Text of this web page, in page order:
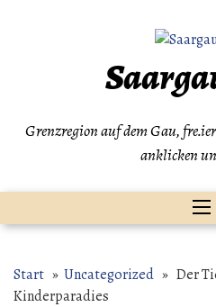
Grenzregion auf dem Gau,
anklicken
Start » Uncategorized » Der
Kinderparadies